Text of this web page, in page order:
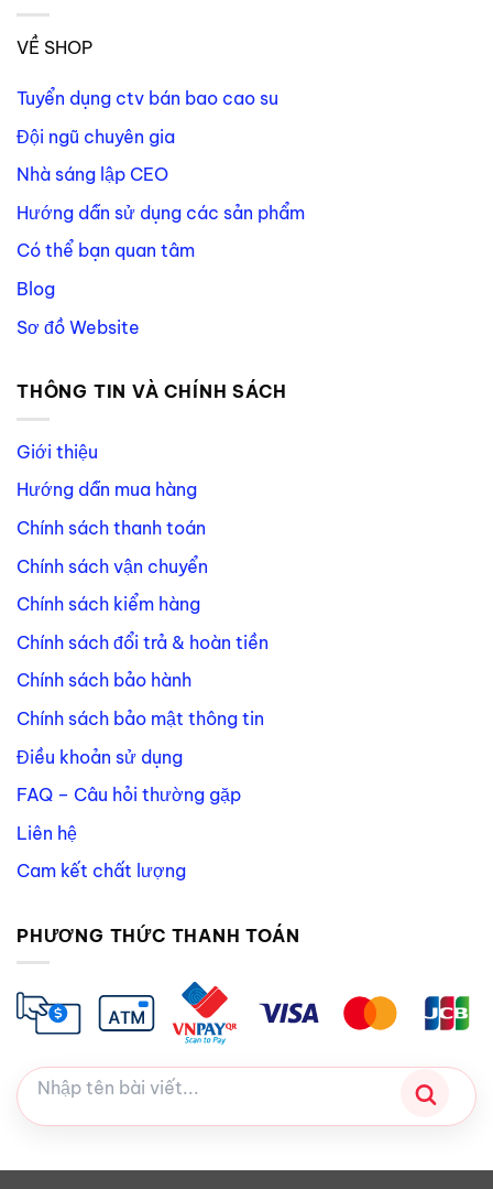
VỀ SHOP
Tuyển dụng ctv bán bao cao su
Đội ngũ chuyên gia
Nhà sáng lập CEO
Hướng dẫn sử dụng các sản phẩm
Có thể bạn quan tâm
Blog
Sơ đồ Website
THÔNG TIN VÀ CHÍNH SÁCH
Giới thiệu
Hướng dẫn mua hàng
Chính sách thanh toán
Chính sách vận chuyển
Chính sách kiểm hàng
Chính sách đổi trả & hoàn tiền
Chính sách bảo hành
Chính sách bảo mật thông tin
Điều khoản sử dụng
FAQ – Câu hỏi thường gặp
Liên hệ
Cam kết chất lượng
PHƯƠNG THỨC THANH TOÁN